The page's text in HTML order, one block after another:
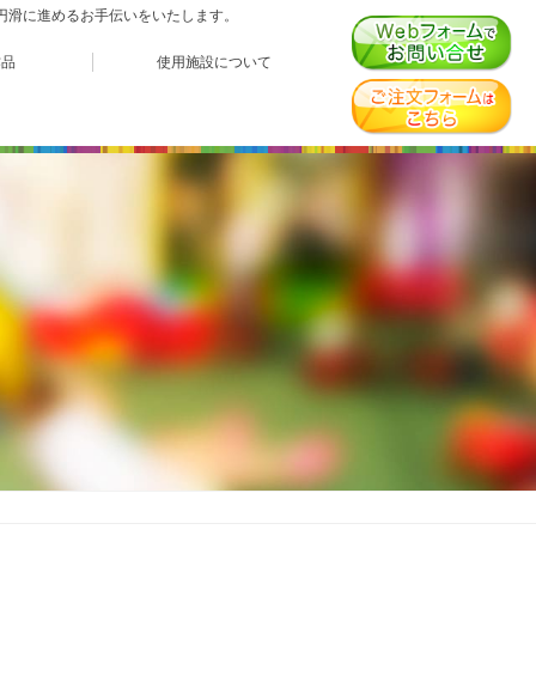
に進めるお手伝いをいたします。
使用施設について